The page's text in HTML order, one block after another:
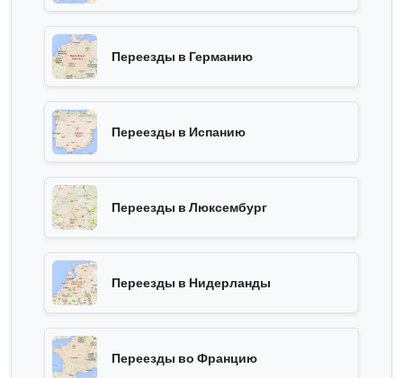
Переезды в Германию
Переезды в Испанию
Переезды в Люксембург
Переезды в Нидерланды
Переезды во Францию